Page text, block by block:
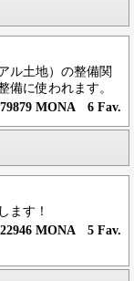
ル土地）の整備関
備に使われます。
MONA 6 Fav.
ます！
MONA 5 Fav.